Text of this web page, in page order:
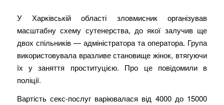
У Харківській області зловмисник організував
масштабну схему сутенерства, до якої залучив ще
двох спільників — адміністратора та оператора. Група
використовувала вразливе становище жінок, втягуючи
їх у заняття проституцією. Про це повідомили в
поліції.
Вартість секс-послуг варіювалася від 4000 до 15000